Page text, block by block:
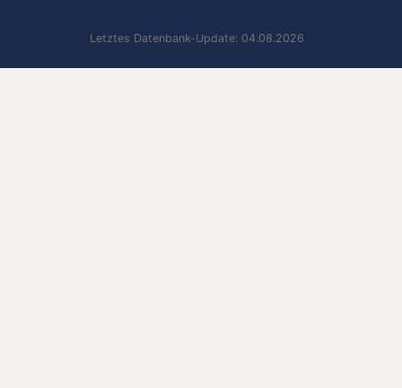
Letztes Datenbank-Update: 04.08.2026